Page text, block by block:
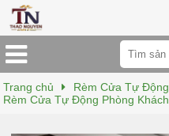
Trang chủ Rèm Cửa Tự Động
Rèm Cửa Tự Động Phòng Khách